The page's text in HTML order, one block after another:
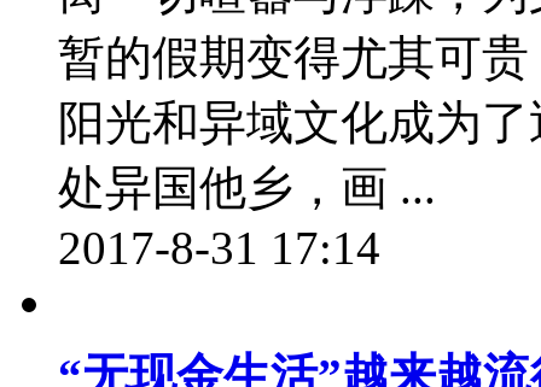
暂的假期变得尤其可
阳光和异域文化成为
处异国他乡，画 ...
2017-8-31 17:14
“无现金生活”越来越